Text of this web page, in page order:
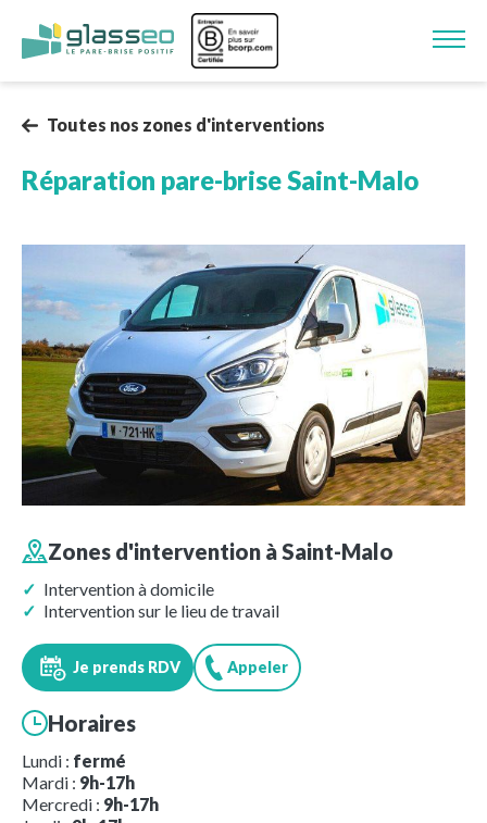
Aller au contenu principal
Image
Toutes nos zones d'interventions
Réparation pare-briseSaint-Malo
Zones d'intervention à Saint-Malo
Intervention à domicile
Intervention sur le lieu de travail
Je prends RDV Appeler
Horaires
Lundi : fermé
Mardi : 9h-17h
Mercredi : 9h-17h